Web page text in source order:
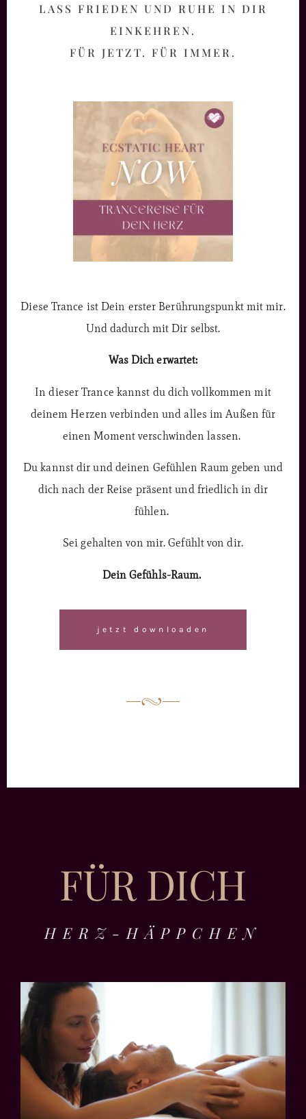
LASS FRIEDEN UND RUHE IN DIR
EINKEHREN.
FÜR JETZT. FÜR IMMER.
Diese Trance ist Dein erster Berührungspunkt mit mir.
Und dadurch mit Dir selbst.
Was Dich erwartet:
In dieser Trance kannst du dich vollkommen mit
deinem Herzen verbinden und alles im Außen für
einen Moment verschwinden lassen.
Du kannst dir und deinen Gefühlen Raum geben und
dich nach der Reise präsent und friedlich in dir
fühlen.
Sei gehalten von mir. Gefühlt von dir.
Dein Gefühls-Raum.
jetzt downloaden
FÜR DICH
HERZ-HÄPPCHEN